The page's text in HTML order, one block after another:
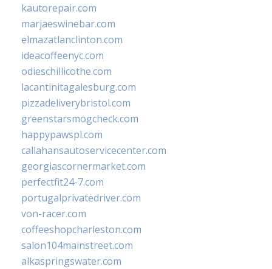
kautorepair.com
marjaeswinebar.com
elmazatlanclinton.com
ideacoffeenyc.com
odieschillicothe.com
lacantinitagalesburg.com
pizzadeliverybristol.com
greenstarsmogcheck.com
happypawspl.com
callahansautoservicecenter.com
georgiascornermarket.com
perfectfit24-7.com
portugalprivatedriver.com
von-racer.com
coffeeshopcharleston.com
salon104mainstreet.com
alkaspringswater.com